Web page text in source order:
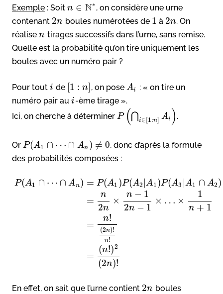
Exemple : Soit n ∈ N∗, on considère une urne
contenant 2n boules numérotées de 1 à 2n. On
réalise n tirages successifs dans l’urne, sans remise.
Quelle est la probabilité qu’on tire uniquement les
boules avec un numéro pair ?
Pour tout i de 1 : n , on pose Ai
: « on tire un
numéro pair au i-ème tirage ».
Ici, on cherche à déterminer P (⋂i∈[1:n] Ai ) .
Or P(A1 ∩ ⋯ ∩ An ) ≠ 0, donc d’après la formule
des probabilités composées :
P(A1 ∩ ⋯ ∩ An) = P(A1 )P(A2 |A1)P(A3 A1 ∩ A2)
=
n
2n
×
n − 1
2n − 1
× … ×
1
n + 1
=
n!
(2n)!
n!
=
(n!)2
(2n)!
En effet, on sait que l’urne contient 2n boules